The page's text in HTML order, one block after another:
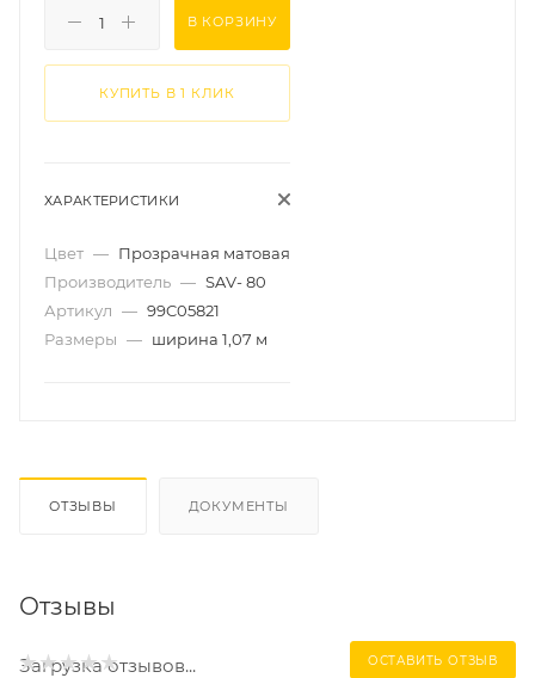
В КОРЗИНУ
КУПИТЬ В 1 КЛИК
ХАРАКТЕРИСТИКИ
Цвет — Прозрачная матовая
Производитель — SAV- 80
Артикул — 99C05821
Размеры — ширина 1,07 м
ОТЗЫВЫ ДОКУМЕНТЫ
Отзывы
ОСТАВИТЬ ОТЗЫВ
Загрузка отзывов...